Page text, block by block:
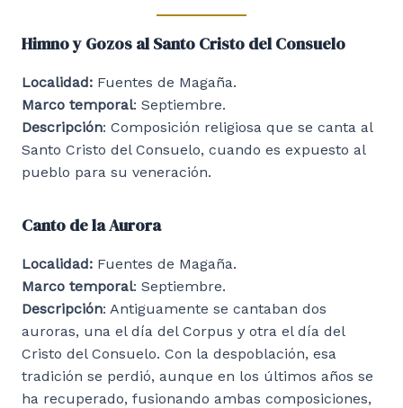
Himno y Gozos al Santo Cristo del Consuelo
Localidad: Fuentes de Magaña.
Marco temporal: Septiembre.
Descripción: Composición religiosa que se canta al
Santo Cristo del Consuelo, cuando es expuesto al
pueblo para su veneración.
Canto de la Aurora
Localidad: Fuentes de Magaña.
Marco temporal: Septiembre.
Descripción: Antiguamente se cantaban dos
auroras, una el día del Corpus y otra el día del
Cristo del Consuelo. Con la despoblación, esa
tradición se perdió, aunque en los últimos años se
ha recuperado, fusionando ambas composiciones,